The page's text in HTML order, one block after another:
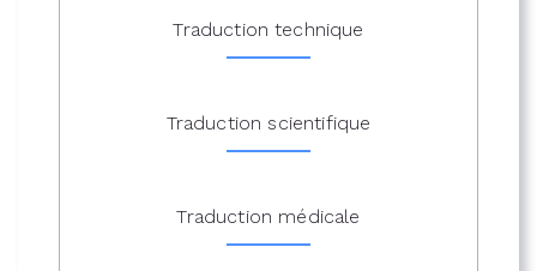
Traduction technique
Traduction scientifique
Traduction médicale